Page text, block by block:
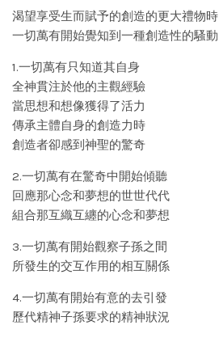
渴望享受生而賦予的創造的更大禮物時
一切萬有開始覺知到一種創造性的騷動
1.一切萬有只知道其自身
全神貫注於他的主觀經驗
當思想和想像獲得了活力
傳承主體自身的創造力時
創造者卻感到神聖的驚奇
2.一切萬有在驚奇中開始傾聽
回應那心念和夢想的世世代代
組合那互織互纏的心念和夢想
3.一切萬有開始觀察子孫之間
所發生的交互作用的相互關係
4.一切萬有開始有意的去引發
歷代精神子孫要求的精神狀況